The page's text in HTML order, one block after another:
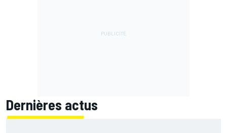
Dernières actus